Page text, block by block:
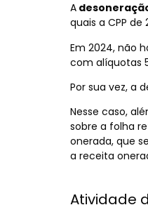
A
quais a CPP
Em 2024, não
com alíquotas
Por sua vez, a
Nesse caso,
sobre a folha
onerada, que
a receita
Atividade